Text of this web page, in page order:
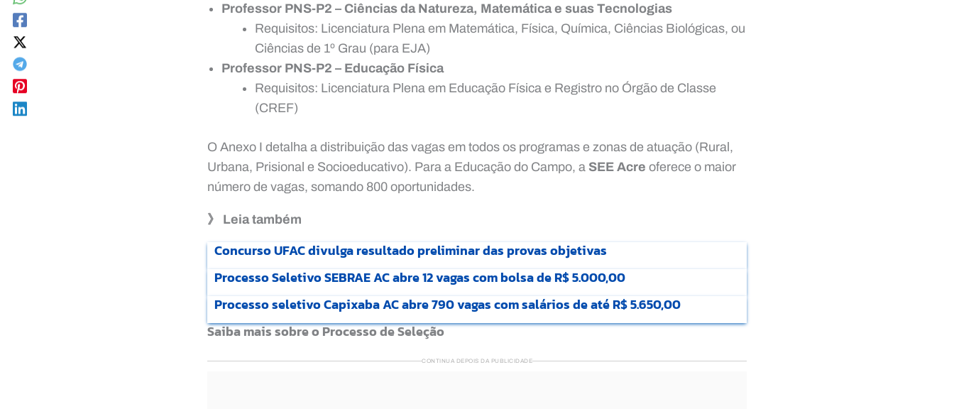
Professor PNS-P2 – Ciências da Natureza, Matemática e suas Tecnologias
Requisitos: Licenciatura Plena em Matemática, Física, Química, Ciências Biológicas, ou
Ciências de 1º Grau (para EJA)
Professor PNS-P2 – Educação Física
Requisitos: Licenciatura Plena em Educação Física e Registro no Órgão de Classe
(CREF)
O Anexo I detalha a distribuição das vagas em todos os programas e zonas de atuação (Rural,
Urbana, Prisional e Socioeducativo). Para a Educação do Campo, a SEE Acre oferece o maior
número de vagas, somando 800 oportunidades.
》 Leia também
Concurso UFAC divulga resultado preliminar das provas objetivas
Processo Seletivo SEBRAE AC abre 12 vagas com bolsa de R$ 5.000,00
Processo seletivo Capixaba AC abre 790 vagas com salários de até R$ 5.650,00
Saiba mais sobre o Processo de Seleção
CONTINUA DEPOIS DA PUBLICIDADE